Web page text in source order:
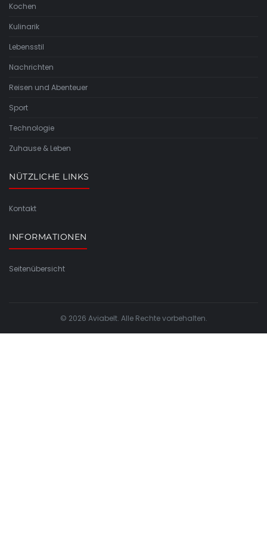
Kochen
Kulinarik
Lebensstil
Nachrichten
Reisen und Abenteuer
Sport
Technologie
Zuhause & Leben
NÜTZLICHE LINKS
Kontakt
INFORMATIONEN
Seitenübersicht
© 2026 Aviabelt. Alle Rechte vorbehalten.